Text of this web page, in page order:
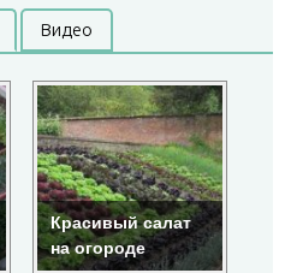
Видео
Красивый салат
на огороде